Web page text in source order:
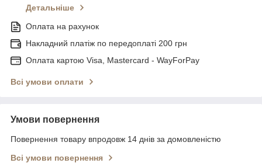
Детальніше
Оплата на рахунок
Накладний платіж по передоплаті 200 грн
Оплата картою Visa, Mastercard - WayForPay
Всі умови оплати
Умови повернення
Повернення товару впродовж 14 днів за домовленістю
Всі умови повернення